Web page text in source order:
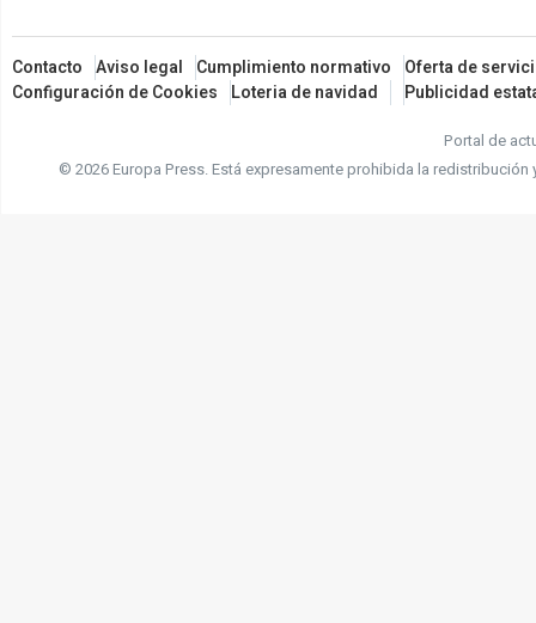
Contacto Aviso legal Cumplimiento normativo
Oferta de
Configuración de Cookies
Loteria de navidad Publicidad
Portal de
© 2026 Europa Press.Está expresamente prohibida la